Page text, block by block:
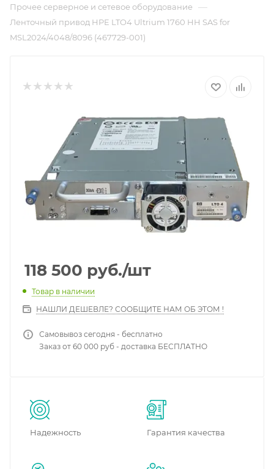
Прочее серверное и сетевое оборудование —
Ленточный привод HPE LTO4 Ultrium 1760 HH SAS for
MSL2024/4048/8096 (467729-001)
118 500 руб./шт
Товар в наличии
НАШЛИ ДЕШЕВЛЕ? СООБЩИТЕ НАМ ОБ ЭТОМ !
Самовывоз сегодня - бесплатно
Заказ от 60 000 руб - доставка БЕСПЛАТНО
Надежность Гарантия качества